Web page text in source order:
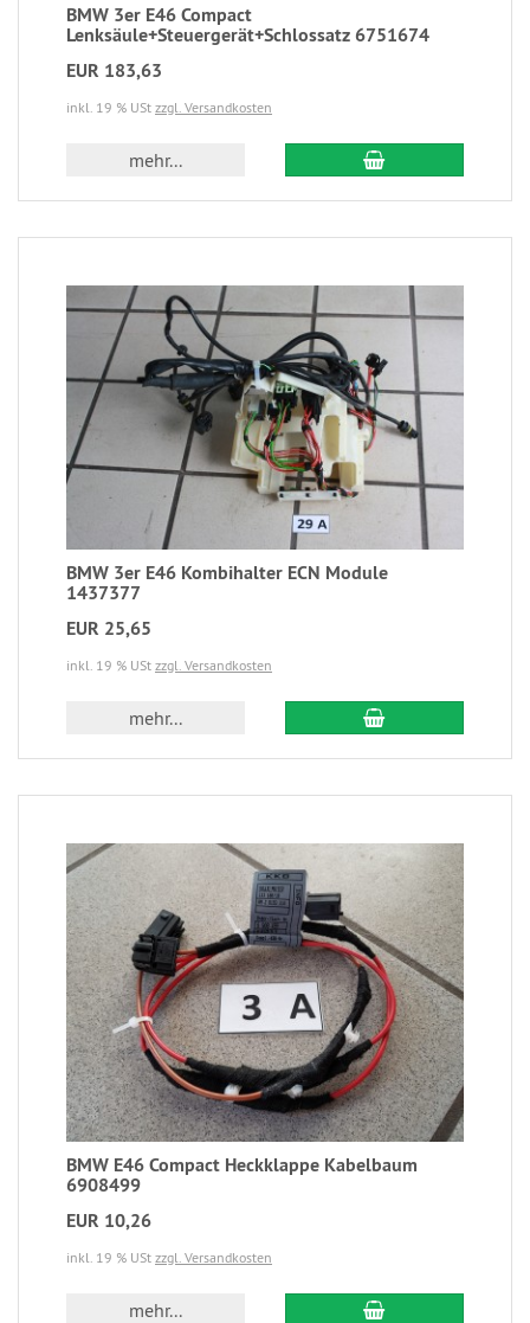
BMW 3er E46 Compact
Lenksäule+Steuergerät+Schlossatz 6751674
EUR 183,63
inkl. 19 % USt zzgl. Versandkosten
mehr...
BMW 3er E46 Kombihalter ECN Module
1437377
EUR 25,65
inkl. 19 % USt zzgl. Versandkosten
mehr...
BMW E46 Compact Heckklappe Kabelbaum
6908499
EUR 10,26
inkl. 19 % USt zzgl. Versandkosten
mehr...